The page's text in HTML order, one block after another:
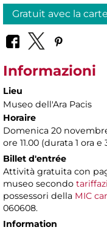
Gratuit avec la
Informazioni
Lieu
Museo dell'Ara Pacis
Horaire
Domenica 20
ore 11.00 (durata 1 ora e
Billet d'entrée
Attività gratuita con
museo secondo
possessori della MIC
060608.
Information